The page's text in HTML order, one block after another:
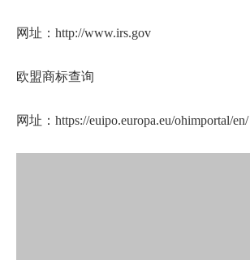
网址： http://www.irs.gov
欧盟商标查询
网址：https://euipo.europa.eu/ohimportal/en/